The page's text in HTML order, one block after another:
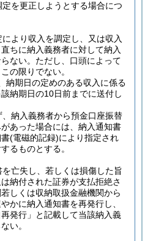
を更正しようとする場合につ
により収入を調定し、又は収入
ちに納入義務者に対して納入
ない。 ただし、口頭によって
の限りでない。
納期日の定めのある収入に係る
納期日の10日前までに送付し
納入義務者から預金口座振替
あった場合には、納入通知書
(電磁的記録)により指定され
るものとする。
亡失し、若しくは損傷した旨
納付された証券が支払拒絶さ
しくは収納取扱金融機関から
かに納入通知書を再発行し、
発行」と記載して当該納入義
い。